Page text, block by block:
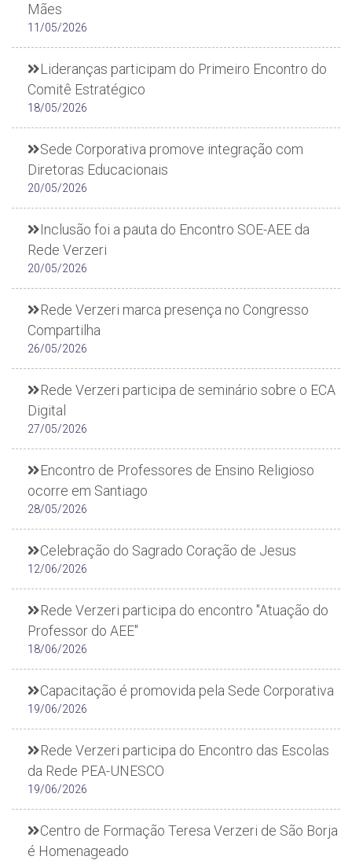
Mães
11/05/2026
Lideranças participam do Primeiro Encontro do
Comitê Estratégico
18/05/2026
Sede Corporativa promove integração com
Diretoras Educacionais
20/05/2026
Inclusão foi a pauta do Encontro SOE-AEE da
Rede Verzeri
20/05/2026
Rede Verzeri marca presença no Congresso
Compartilha
26/05/2026
Rede Verzeri participa de seminário sobre o ECA
Digital
27/05/2026
Encontro de Professores de Ensino Religioso
ocorre em Santiago
28/05/2026
Celebração do Sagrado Coração de Jesus
12/06/2026
Rede Verzeri participa do encontro "Atuação do
Professor do AEE"
18/06/2026
Capacitação é promovida pela Sede Corporativa
19/06/2026
Rede Verzeri participa do Encontro das Escolas
da Rede PEA-UNESCO
19/06/2026
Centro de Formação Teresa Verzeri de São Borja
é Homenageado